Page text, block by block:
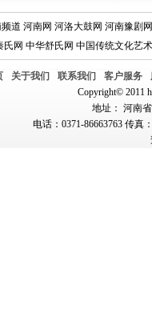
道 河南网 河洛大鼓网 河南豫剧网
氏网 中华舒氏网 中国传统文化艺
关于我们 联系我们 客户服务
Copyright© 2011
地址： 河南
电话：0371-86663763 传真